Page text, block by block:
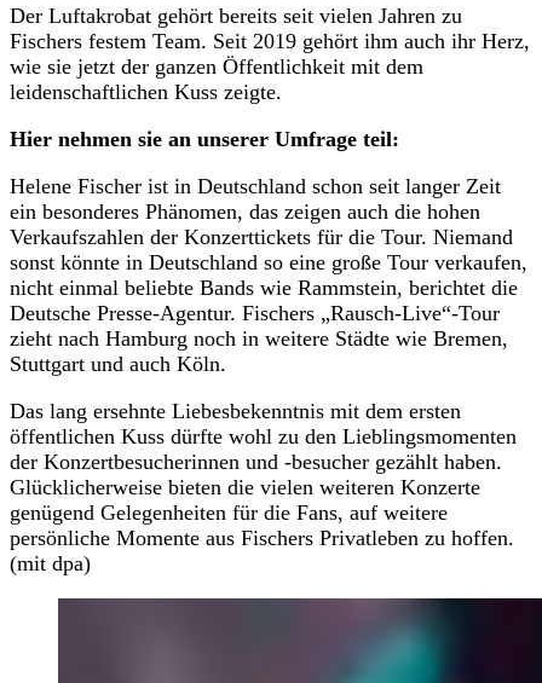
Der Luftakrobat gehört bereits seit vielen Jahren zu
Fischers festem Team. Seit 2019 gehört ihm auch ihr Herz,
wie sie jetzt der ganzen Öffentlichkeit mit dem
leidenschaftlichen Kuss zeigte.
Hier nehmen sie an unserer Umfrage teil:
Helene Fischer ist in Deutschland schon seit langer Zeit
ein besonderes Phänomen, das zeigen auch die hohen
Verkaufszahlen der Konzerttickets für die Tour. Niemand
sonst könnte in Deutschland so eine große Tour verkaufen,
nicht einmal beliebte Bands wie Rammstein, berichtet die
Deutsche Presse-Agentur. Fischers „Rausch-Live“-Tour
zieht nach Hamburg noch in weitere Städte wie Bremen,
Stuttgart und auch Köln.
Das lang ersehnte Liebesbekenntnis mit dem ersten
öffentlichen Kuss dürfte wohl zu den Lieblingsmomenten
der Konzertbesucherinnen und -besucher gezählt haben.
Glücklicherweise bieten die vielen weiteren Konzerte
genügend Gelegenheiten für die Fans, auf weitere
persönliche Momente aus Fischers Privatleben zu hoffen.
(mit dpa)